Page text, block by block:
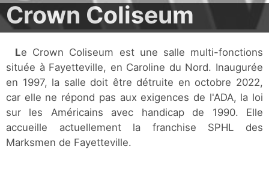
Crown Coliseum
Le Crown Coliseum est une salle multi-fonctions
située à Fayetteville, en Caroline du Nord. Inaugurée
en 1997, la salle doit être détruite en octobre 2022,
car elle ne répond pas aux exigences de l'ADA, la loi
sur les Américains avec handicap de 1990. Elle
accueille actuellement la franchise SPHL des
Marksmen de Fayetteville.